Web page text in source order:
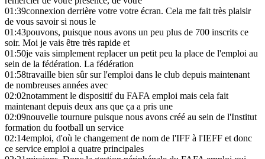
01:39connexion derrière votre votre écran. Cela me fait très plaisir
de vous savoir si nous le
01:43pouvons, puisque nous avons un peu plus de 700 inscrits ce
soir. Moi je vais être très rapide et
01:50je vais simplement replacer un petit peu la place de l'emploi au
sein de la fédération. La fédération
01:58travaille bien sûr sur l'emploi dans le club depuis maintenant
de nombreuses années avec
02:02notamment le dispositif du FAFA emploi mais cela fait
maintenant depuis deux ans que ça a pris une
02:09nouvelle tournure puisque nous avons créé au sein de l'Institut
formation du football un service
02:14emploi, d'où le changement de nom de l'IFF à l'IEFF et donc
ce service emploi a quatre principales